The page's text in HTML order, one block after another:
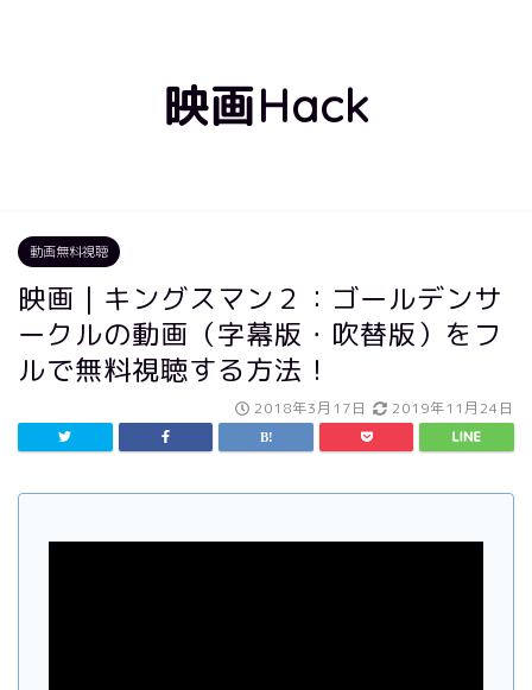
映画Hack
動画無料視聴
映画｜キングスマン２：ゴールデンサ
ークルの動画（字幕版・吹替版）をフ
ルで無料視聴する方法！
2018年3月17日 2019年11月24日